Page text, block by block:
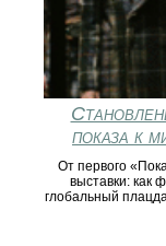
показа к
От первого
выставки: как
глобальный